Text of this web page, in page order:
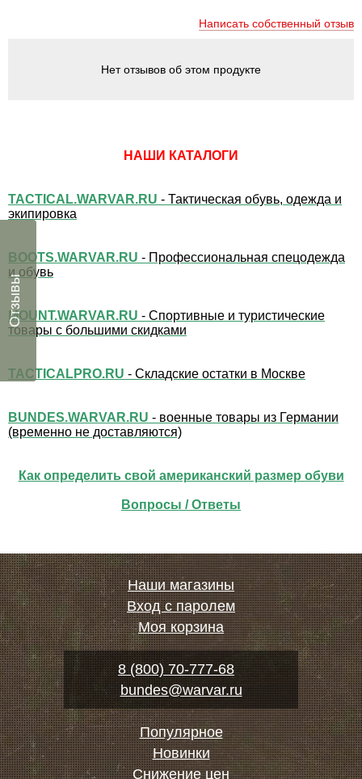
Написать собственный отзыв
Нет отзывов об этом продукте
НАШИ КАТАЛОГИ
TACTICAL.WARVAR.RU - Тактическая обувь, одежда и
экипировка
BOOTS.WARVAR.RU - Профессиональная спецодежда
и обувь
MOUNT.WARVAR.RU - Спортивные и туристические
товары с большими скидками
TACTICALPRO.RU - Складские остатки в Москве
BUNDES.WARVAR.RU - военные товары из Германии
(временно не доставляются)
Как определить свой американский размер обуви
Вопросы / Ответы
Отзывы
Наши магазины
Вход с паролем
Моя корзина
8 (800) 70-777-68
bundes@warvar.ru
Популярное
Новинки
Снижение цен